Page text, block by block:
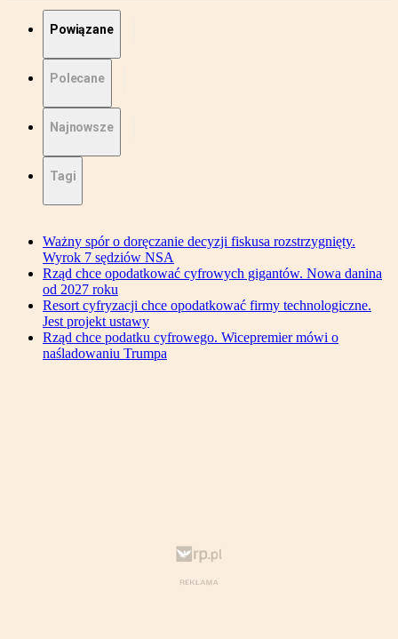
Powiązane
Polecane
Najnowsze
Tagi
Ważny spór o doręczanie decyzji fiskusa rozstrzygnięty.
Wyrok 7 sędziów NSA
Rząd chce opodatkować cyfrowych gigantów. Nowa danina
od 2027 roku
Resort cyfryzacji chce opodatkować firmy technologiczne.
Jest projekt ustawy
Rząd chce podatku cyfrowego. Wicepremier mówi o
naśladowaniu Trumpa